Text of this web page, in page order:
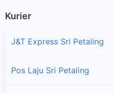
Kurier
J&T Express Sri Petaling
Pos Laju Sri Petaling